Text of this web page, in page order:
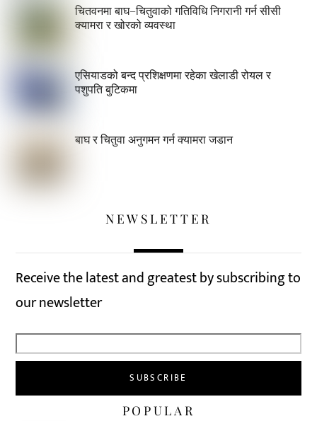
चितवनमा बाघ–चितुवाको गतिविधि निगरानी गर्न सीसी
क्यामरा र खोरको व्यवस्था
एसियाडको बन्द प्रशिक्षणमा रहेका खेलाडी रोयल र
पशुपति बुटिकमा
बाघ र चितुवा अनुगमन गर्न क्यामरा जडान
NEWSLETTER
Receive the latest and greatest by subscribing to
our newsletter
POPULAR